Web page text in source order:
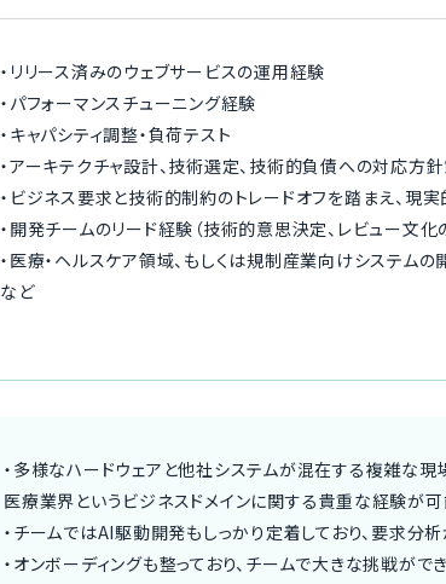
・リリース済みのウェブサービスの運用経験
・パフォーマンスチューニング経験
・キャパシティ調整・負荷テスト
・アーキテクチャ設計、技術選定、技術的負債への対応方
・ビジネス要求と技術的制約のトレードオフを踏まえ、現
・開発チームのリード経験（技術的意思決定、レビュー文化
・医療・ヘルスケア領域、もしくは規制産業向けシステム
など
・多様なハードウェアと他社システムが混在する複雑な
医療業界というビジネスドメインに関する貴重な経験が可
・チームではAI駆動開発もしっかり定着しており、要求分
・オンボーディングも整っており、チームで大きな挑戦がで